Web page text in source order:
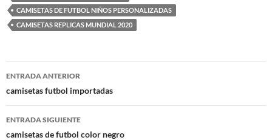
CAMISETAS DE FUTBOL NIÑOS PERSONALIZADAS
CAMISETAS REPLICAS MUNDIAL 2020
Navegación
de
entradas
ENTRADA ANTERIOR
camisetas futbol importadas
ENTRADA SIGUIENTE
camisetas de futbol color negro